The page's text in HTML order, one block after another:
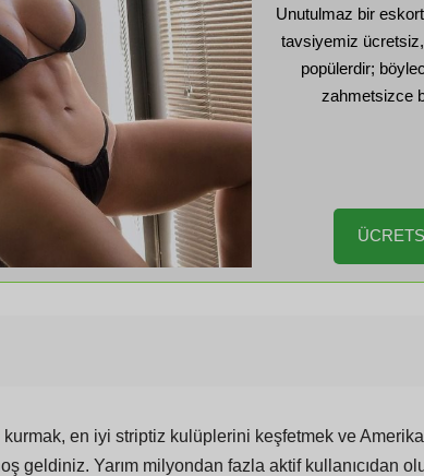
Unutulmaz bir
tavsiyemiz
popülerdir;
zahmetsizce
kurmak, en iyi striptiz kulüplerini keşfetmek ve
geldiniz. Yarım milyondan fazla aktif kullanıcıdan